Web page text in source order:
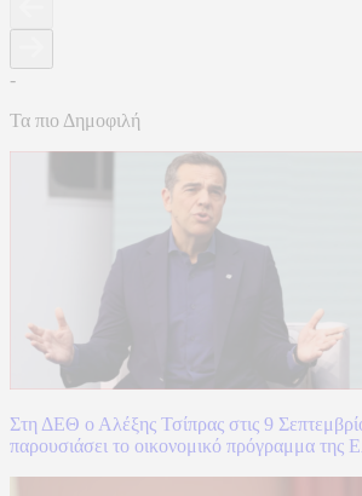
-
Τα πιο Δημοφιλή
Στη ΔΕΘ ο Αλέξης Τσίπρας στις 9
παρουσιάσει το οικονομικό πρόγραμμα